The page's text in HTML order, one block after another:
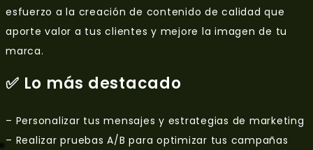
esfuerzo a la creación de contenido de calidad que
aporte valor a tus clientes y mejore la imagen de tu
marca.
✅ Lo más destacado
– Personalizar tus mensajes y estrategias de marketing
– Realizar pruebas A/B para optimizar tus campañas